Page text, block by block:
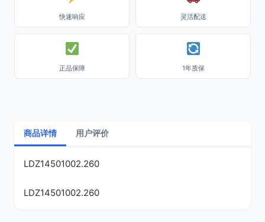
快速响应 灵活配送
正品保障 1年质保
商品详情 用户评价
LDZ14501002.260
LDZ14501002.260